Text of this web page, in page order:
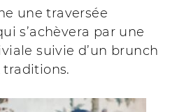
une traversée
s’achèvera par une
suivie d’un brunch
traditions.